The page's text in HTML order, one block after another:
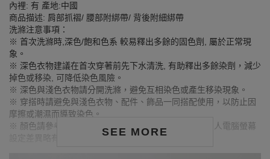
SEE MORE
內裡: 有 產地:中國
商品描述: 肩部抓褶/ 腰部附綁帶/ 背後附細綁帶
洗滌注意事項：
※ 首次洗滌時,深色/飽和色系 較易釋出多餘的固色劑, 屬於正常現
象。
※ 深色衣物建議在首次穿著前先下水清洗, 有助釋出多餘染劑，減少
掉色或移染, 可降低染色風險。
※ 深色與淺色衣物請分開洗滌，避免互相染色或產生移染現象。
※ 穿搭時請避免與淺色衣物、配件、飾品一同搭配使用，以防止因
摩擦或潮濕而導致染色。
※ 顏色請參考單品圖片較為接近，但因圖檔顏色會因個人電腦螢幕
設定差異略有不同，請以實際商品顏色為準。